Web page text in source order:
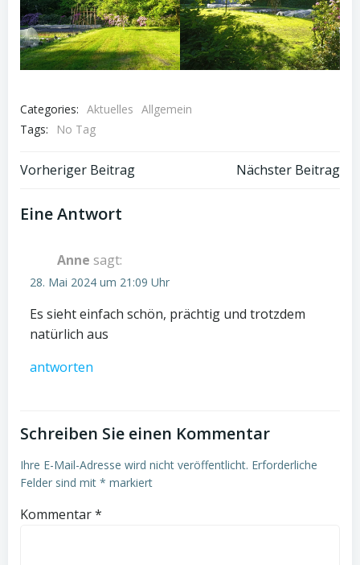
Categories: Aktuelles Allgemein
Tags:
No Tag
Post
navigation
Vorheriger Beitrag
PostNächster Beitrag
Eine Antwort
Anne sagt:
28. Mai 2024 um 21:09 Uhr
Es sieht einfach schön, prächtig und trotzdem
natürlich aus
antworten
Schreiben Sie einen Kommentar
Ihre E-Mail-Adresse wird nicht veröffentlicht. Erforderliche
Felder sind mit * markiert
Kommentar*